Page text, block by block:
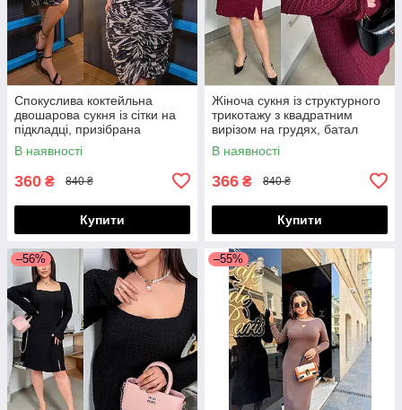
Спокуслива коктейльна
двошарова сукня із сітки на
підкладці, призібрана
спереду, норма і батал великі
розміри
В наявності
360 ₴ 840 ₴
Купити
Жіноча сукня із структурного
трикотажу з квадратним
вирізом на грудях, батал
великі розміри
В наявності
366 ₴ 840 ₴
Купити
–56% –55%